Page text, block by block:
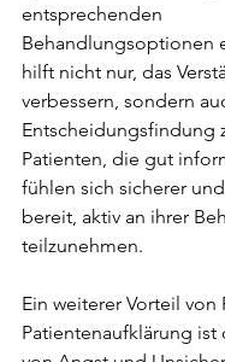
entsprechenden
Behandlungsoptionen
hilft nicht nur, das
verbessern, sondern
Entscheidungsfindung
Patienten, die gut
fühlen sich sicherer
bereit, aktiv an ihrer
teilzunehmen.
Ein weiterer Vorteil
Patientenaufklärung ist